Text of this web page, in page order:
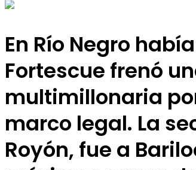
En Río Negro
Fortescue frenó
multimillonaria
marco legal. La
Royón, fue a